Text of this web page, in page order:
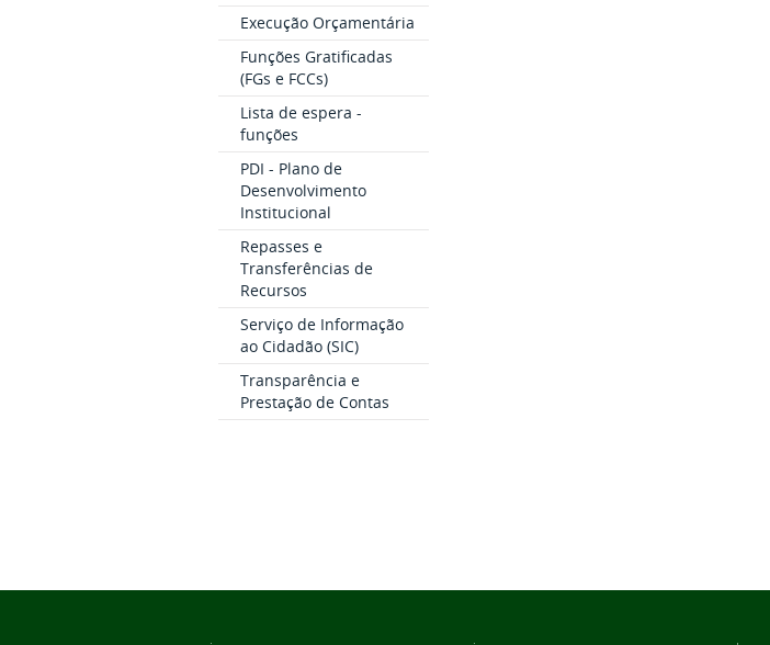
Execução Orçamentária
Funções Gratificadas
(FGs e FCCs)
Lista de espera -
funções
PDI - Plano de
Desenvolvimento
Institucional
Repasses e
Transferências de
Recursos
Serviço de Informação
ao Cidadão (SIC)
Transparência e
Prestação de Contas